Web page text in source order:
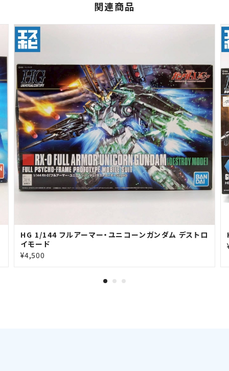
関連商品
HG 1/144 フルアーマー・ユニコーンガンダム デストロ
イモード
¥4,500